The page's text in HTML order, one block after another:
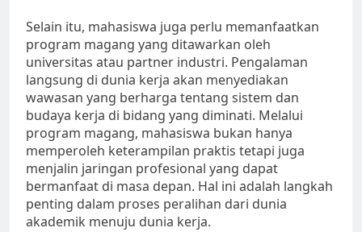
Selain itu, mahasiswa juga perlu memanfaatkan
program magang yang ditawarkan oleh
universitas atau partner industri. Pengalaman
langsung di dunia kerja akan menyediakan
wawasan yang berharga tentang sistem dan
budaya kerja di bidang yang diminati. Melalui
program magang, mahasiswa bukan hanya
memperoleh keterampilan praktis tetapi juga
menjalin jaringan profesional yang dapat
bermanfaat di masa depan. Hal ini adalah langkah
penting dalam proses peralihan dari dunia
akademik menuju dunia kerja.